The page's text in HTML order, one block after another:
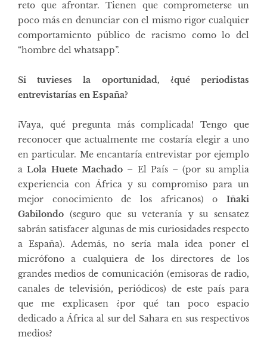
reto que afrontar. Tienen que comprometerse un
poco más en denunciar con el mismo rigor cualquier
comportamiento público de racismo como lo del
“hombre del whatsapp”.
Si tuvieses la oportunidad, ¿qué periodistas
entrevistarías en España?
¡Vaya, qué pregunta más complicada! Tengo que
reconocer que actualmente me costaría elegir a uno
en particular. Me encantaría entrevistar por ejemplo
aLola Huete Machado– El País – (por su amplia
experiencia con África y su compromiso para un
mejor conocimiento de los africanos) o Iñaki
Gabilondo (seguro que su veteranía y su sensatez
sabrán satisfacer algunas de mis curiosidades respecto
a España). Además, no sería mala idea poner el
micrófono a cualquiera de los directores de los
grandes medios de comunicación (emisoras de radio,
canales de televisión, periódicos) de este país para
que me explicasen ¿por qué tan poco espacio
dedicado a África al sur del Sahara en sus respectivos
medios?